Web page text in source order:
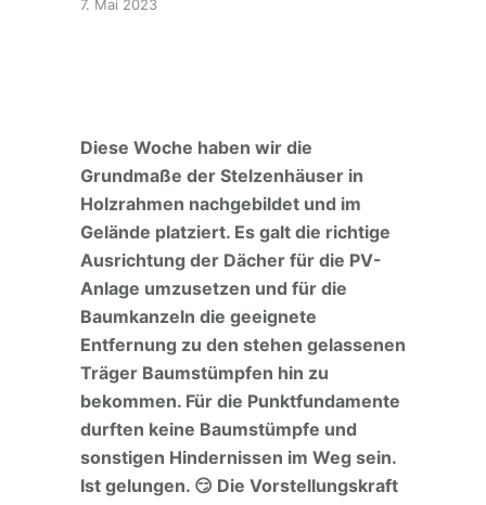
7. Mai 2023
Diese Woche haben wir die
Grundmaße der Stelzenhäuser in
Holzrahmen nachgebildet und im
Gelände platziert. Es galt die richtige
Ausrichtung der Dächer für die PV-
Anlage umzusetzen und für die
Baumkanzeln die geeignete
Entfernung zu den stehen gelassenen
Träger Baumstümpfen hin zu
bekommen. Für die Punktfundamente
durften keine Baumstümpfe und
sonstigen Hindernissen im Weg sein.
Ist gelungen. 😏 Die Vorstellungskraft